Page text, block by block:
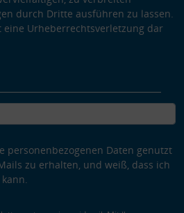
durch Dritte ausführen zu lassen.
Urheberrechtsverletzung dar
personenbezogenen Daten genutzt
zu erhalten, und weiß, dass ich